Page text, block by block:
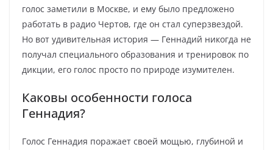
голос заметили в Москве, и ему было предложено
работать в радио Чертов, где он стал суперзвездой.
Но вот удивительная история — Геннадий никогда не
получал специального образования и тренировок по
дикции, его голос просто по природе изумителен.
Каковы особенности голоса
Геннадия?
Голос Геннадия поражает своей мощью, глубиной и